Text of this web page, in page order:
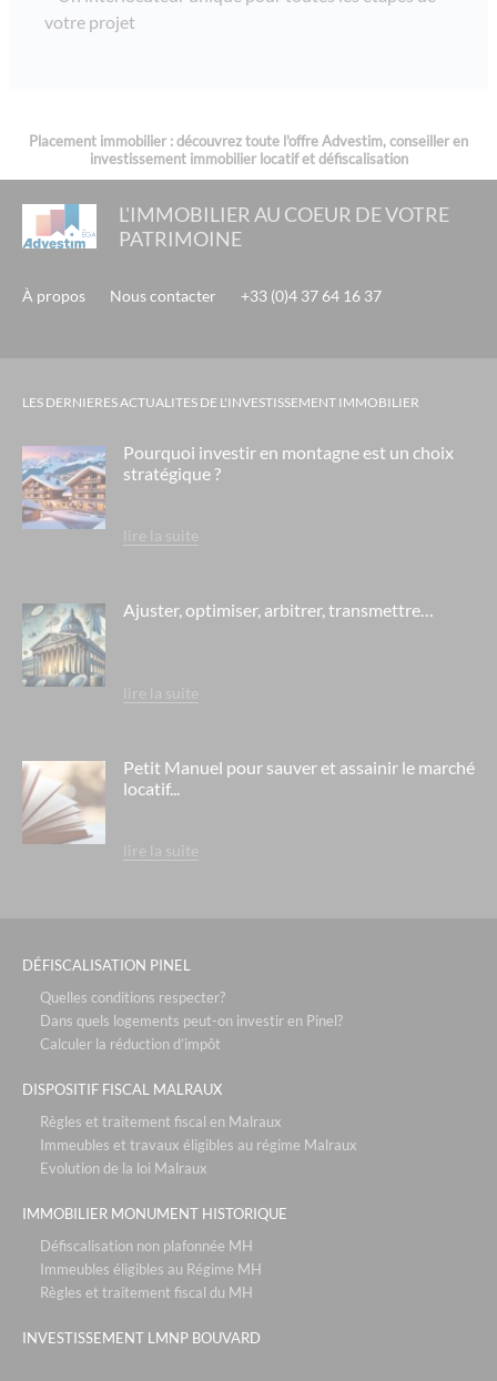
fleur d'o- grenoble
universal gallery - grenoble
grand siecle - ferney voltaire / genève
residence les vallieres - ehpad gdp vendome - cagnes sur mer
sakura-lyon
les tuquets - seignosse
le cristal de l'alpe - alpe d'huez
le domaine des flamants roses- salin de giraud
mama shelter - marseille
l'aquae- aix les bains
residence la cheneraie - ehpad orpea - bordeaux
residence rené legros - ehpad orpea - dourdan
residence le hameau de la source - ehpad medica - lyon saint
le vallon du roy - sanary sur mer
les voiles blanches - solenzara corse
l'hotel d'ecquevilly - paris / versailles
défiscalisation bouvard : 4,30% + occupation
mama shelter - lyon
neozen- marseille
ecollines - nice
partenaires
votre projet
Placement immobilier : découvrez toute l'offre Advestim, conseiller en
investissement immobilier locatif et défiscalisation
L'IMMOBILIER AU COEUR DE VOTRE
PATRIMOINE
À propos Nous contacter +33 (0)4 37 64 16 37
LES DERNIERES ACTUALITES DE L'INVESTISSEMENT IMMOBILIER
Pourquoi investir en montagne est un choix
stratégique ?
lire la suite
Ajuster, optimiser, arbitrer, transmettre…
lire la suite
Petit Manuel pour sauver et assainir le marché
locatif...
lire la suite
DÉFISCALISATION PINEL
Quelles conditions respecter?
Dans quels logements peut-on investir en Pinel?
Calculer la réduction d’impôt
DISPOSITIF FISCAL MALRAUX
Règles et traitement fiscal en Malraux
Immeubles et travaux éligibles au régime Malraux
Evolution de la loi Malraux
IMMOBILIER MONUMENT HISTORIQUE
Défiscalisation non plafonnée MH
Immeubles éligibles au Régime MH
Règles et traitement fiscal du MH
INVESTISSEMENT LMNP BOUVARD